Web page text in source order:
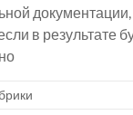
документации,
в результате